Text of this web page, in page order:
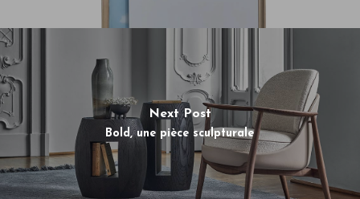
Next Post
Bold, une pièce sculpturale